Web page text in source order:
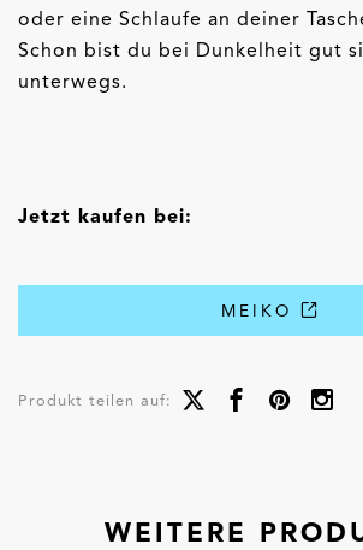
oder eine Schlaufe an deiner
Schon bist du bei Dunkelheit gut
unterwegs.
Jetzt kaufen bei:
MEIKO
Produkt teilen auf:
WEITERE